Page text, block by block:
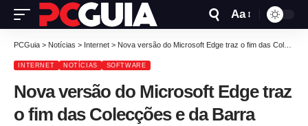
Aa
PCGuia > Notícias > Internet > Nova versão do Microsoft Edge traz o fim das Colecções e da Barra Lateral
INTERNET NOTÍCIAS SOFTWARE
Nova versão do Microsoft Edge traz
o fim das Colecções e da Barra